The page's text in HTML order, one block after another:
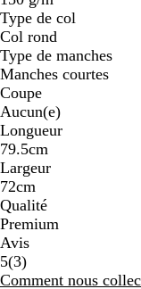
Type de col
Col rond
Type de manches
Manches courtes
Coupe
Aucun(e)
Longueur
79.5cm
Largeur
72cm
Qualité
Premium
Avis
5(33
avis
)
Comment nous